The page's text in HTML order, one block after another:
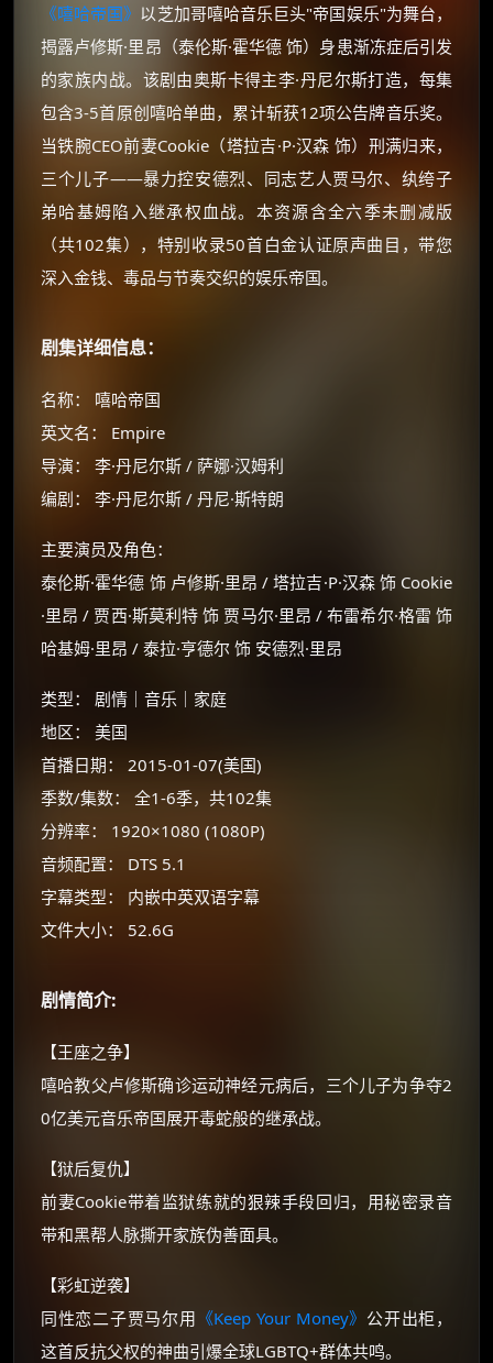
《嘻哈帝国》 以芝加哥嘻哈音乐巨头"帝国娱乐"为舞台，
揭露卢修斯·里昂（泰伦斯·霍华德 饰）身患渐冻症后引发
的家族内战。该剧由奥斯卡得主李·丹尼尔斯打造，每集
包含3-5首原创嘻哈单曲，累计斩获12项公告牌音乐奖。
当铁腕CEO前妻Cookie（塔拉吉·P·汉森 饰）刑满归来，
三个儿子——暴力控安德烈、同志艺人贾马尔、纨绔子
弟哈基姆陷入继承权血战。本资源含全六季未删减版
（共102集），特别收录50首白金认证原声曲目，带您
深入金钱、毒品与节奏交织的娱乐帝国。
剧集详细信息：
名称： 嘻哈帝国
英文名： Empire
导演： 李·丹尼尔斯 / 萨娜·汉姆利
编剧： 李·丹尼尔斯 / 丹尼·斯特朗
主要演员及角色：
泰伦斯·霍华德 饰 卢修斯·里昂 / 塔拉吉·P·汉森 饰 Cookie
·里昂 / 贾西·斯莫利特 饰 贾马尔·里昂 / 布雷希尔·格雷 饰
哈基姆·里昂 / 泰拉·亨德尔 饰 安德烈·里昂
类型： 剧情｜音乐｜家庭
地区： 美国
首播日期： 2015-01-07(美国)
季数/集数： 全1-6季，共102集
分辨率： 1920×1080 (1080P)
音频配置： DTS 5.1
字幕类型： 内嵌中英双语字幕
文件大小： 52.6G
剧情简介:
【王座之争】
嘻哈教父卢修斯确诊运动神经元病后，三个儿子为争夺2
0亿美元音乐帝国展开毒蛇般的继承战。
【狱后复仇】
前妻Cookie带着监狱练就的狠辣手段回归，用秘密录音
带和黑帮人脉撕开家族伪善面具。
【彩虹逆袭】
同性恋二子贾马尔用 《Keep Your Money》 公开出柜，
这首反抗父权的神曲引爆全球LGBTQ+群体共鸣。
🧧 福利领取站
☕
⚡ 前往【大淘客】领红包